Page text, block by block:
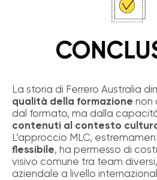
La storia di Ferrero Australia
qualità della formazione non
dal formato, ma dalla
contenuti al contesto
L’approccio MLC,
flessibile, ha permesso di
visivo comune tra team
aziendale a livello